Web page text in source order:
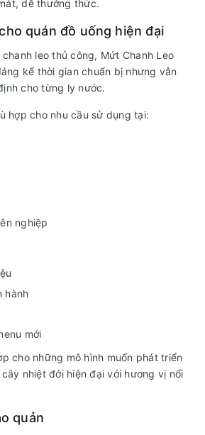
dễ thưởng thức.
quán đồ uống hiện đại
leo thủ công, Mứt Chanh Leo
kể thời gian chuẩn bị nhưng vẫn
cho từng ly nước.
hợp cho nhu cầu sử dụng tại:
nghiệp
hành
mới
cho những mô hình muốn phát triển
nhiệt đới hiện đại với hương vị nổi
quản